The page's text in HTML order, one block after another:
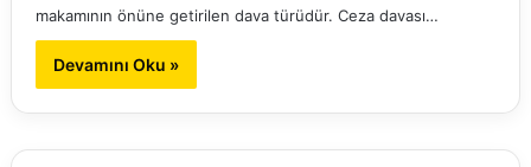
makamının önüne getirilen dava türüdür. Ceza davası…
Devamını Oku »